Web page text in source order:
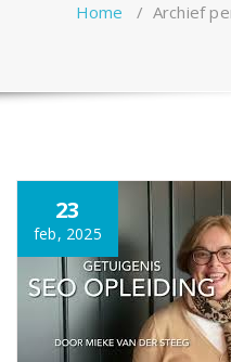
Home / Archief
23
feb, 2025